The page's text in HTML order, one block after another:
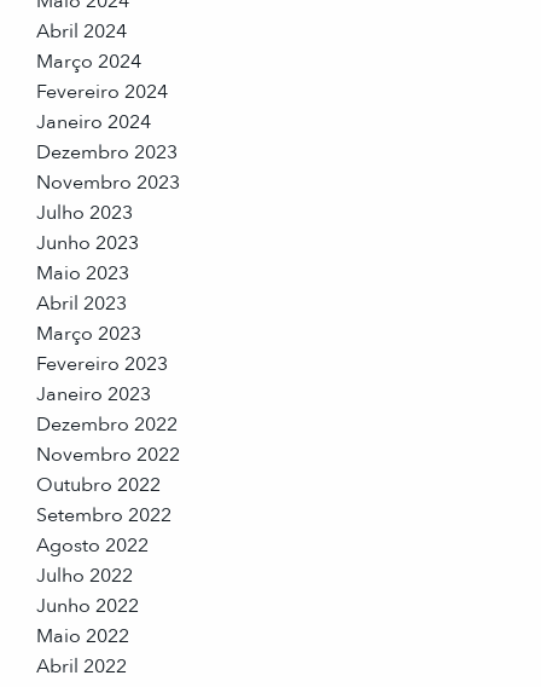
Abril 2024
Março 2024
Fevereiro 2024
Janeiro 2024
Dezembro 2023
Novembro 2023
Julho 2023
Junho 2023
Maio 2023
Abril 2023
Março 2023
Fevereiro 2023
Janeiro 2023
Dezembro 2022
Novembro 2022
Outubro 2022
Setembro 2022
Agosto 2022
Julho 2022
Junho 2022
Maio 2022
Abril 2022